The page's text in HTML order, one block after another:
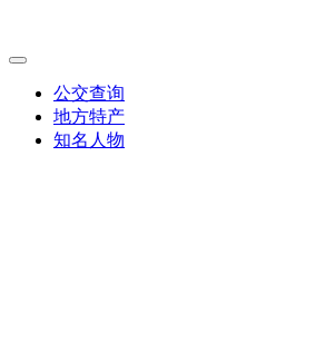
公交查询
地方特产
知名人物